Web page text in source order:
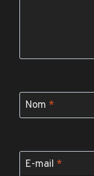
Nom *
E-mail *